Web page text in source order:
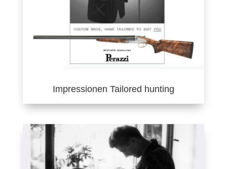
Impressionen Tailored hunting